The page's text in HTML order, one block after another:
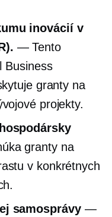
inovácií v
— Tento
Business
granty na
projekty.
granty na
v konkrétnych
samosprávy—